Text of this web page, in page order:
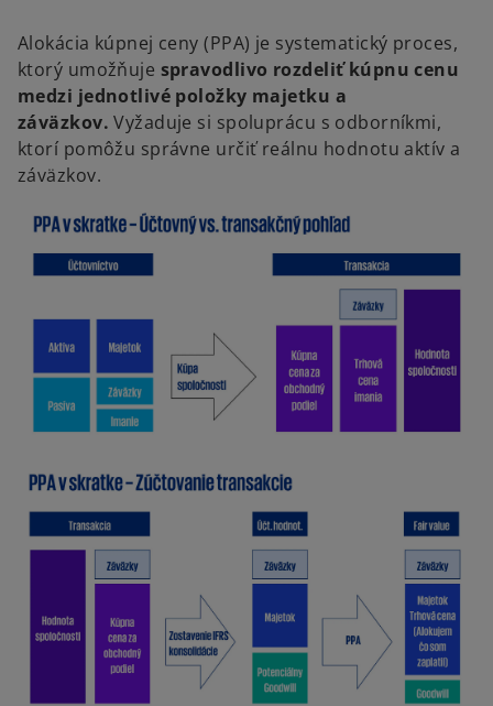
Alokácia kúpnej ceny (PPA) je systematický proces,
ktorý umožňuje spravodlivo rozdeliť kúpnu cenu
medzi jednotlivé položky majetku a
záväzkov. Vyžaduje si spoluprácu s odborníkmi,
ktorí pomôžu správne určiť reálnu hodnotu aktív a
záväzkov.